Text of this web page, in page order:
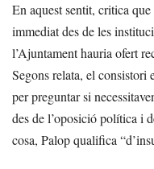
En aquest sentit, critica
immediat des de les
l’Ajuntament hauria ofert
Segons relata, el consistori
per preguntar si
des de l’oposició política i
cosa, Palop qualifica